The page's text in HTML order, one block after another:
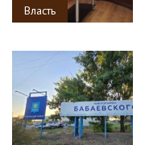
Власть